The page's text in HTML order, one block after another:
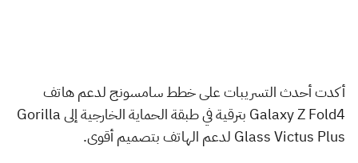
أكدت أحدث التسريبات على خطط سامسونج لدعم هاتف
Galaxy Z Fold4 بترقية في طبقة الحماية الخارجية إلى Gorilla
Glass Victus Plus لدعم الهاتف بتصميم أقوى.